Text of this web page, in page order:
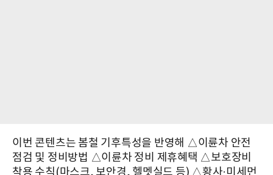
이번 콘텐츠는 봄철 기후특성을 반영해 △이륜차 안전
점검 및 정비방법 △이륜차 정비 제휴혜택 △보호장비